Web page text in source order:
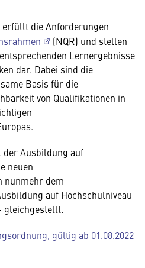
die Anforderungen
(NQR) und stellen
Lernergebnisse
dar. Dabei sind die
Basis für die
von Qualifikationen in
der Ausbildung auf
neuen
nunmehr dem
auf Hochschulniveau
gleichgestellt.
gültig ab 01.08.2022